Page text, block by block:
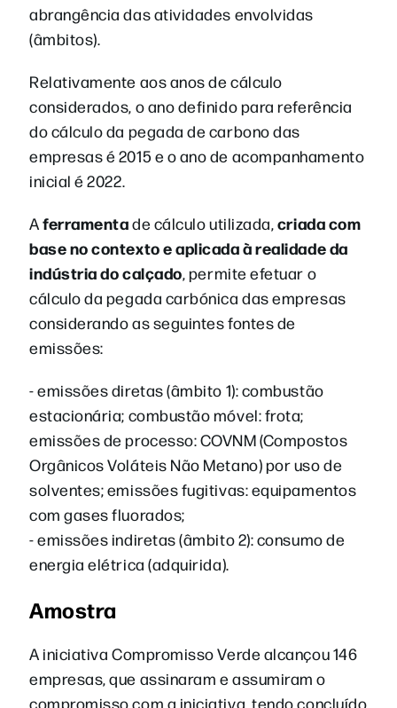
abrangência das atividades envolvidas
(âmbitos).
Relativamente aos anos de cálculo
considerados, o ano definido para referência
do cálculo da pegada de carbono das
empresas é 2015 e o ano de acompanhamento
inicial é 2022.
Aferramentade cálculo utilizada,criada com
base no contexto e aplicada à realidade da
indústria do calçado, permite efetuar o
cálculo da pegada carbónica das empresas
considerando as seguintes fontes de
emissões:
- emissões diretas (âmbito 1): combustão
estacionária; combustão móvel: frota;
emissões de processo: COVNM (Compostos
Orgânicos Voláteis Não Metano) por uso de
solventes; emissões fugitivas: equipamentos
com gases fluorados;
- emissões indiretas (âmbito 2): consumo de
energia elétrica (adquirida).
Amostra
A iniciativa Compromisso Verde alcançou 146
empresas, que assinaram e assumiram o
compromisso com a iniciativa, tendo concluído